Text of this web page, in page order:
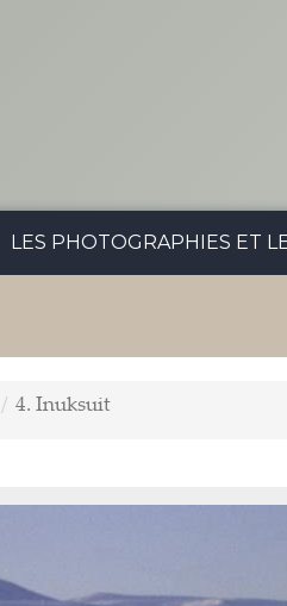
LES PHOTOGRAPHIES ET
4. Inuksuit